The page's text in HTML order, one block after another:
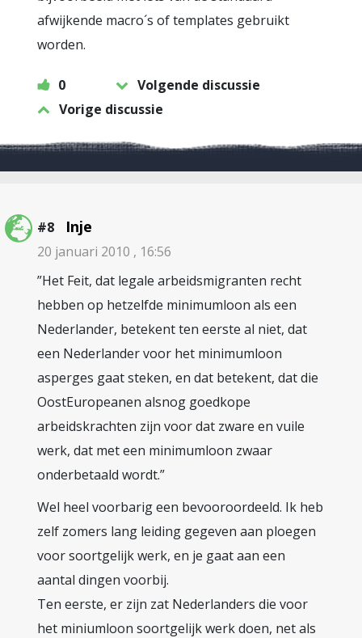
afwijkende macro´s of templates gebruikt
worden.
0
Volgende discussie
Vorige discussie
#8 Inje
20 januari 2010 , 16:56
”Het Feit, dat legale arbeidsmigranten recht
hebben op hetzelfde minimumloon als een
Nederlander, betekent ten eerste al niet, dat
een Nederlander voor het minimumloon
asperges gaat steken, en dat betekent, dat die
OostEuropeanen alsnog goedkope
arbeidskrachten zijn voor dat zware en vuile
werk, dat met een minimumloon zwaar
onderbetaald wordt.”
Wel heel voorbarig een bevooroordeeld. Ik heb
zelf zomers lang leiding gegeven aan ploegen
voor soortgelijk werk, en je gaat aan een
aantal dingen voorbij.
Ten eerste, er zijn zat Nederlanders die voor
het miniumloon soortgelijk werk doen, net als